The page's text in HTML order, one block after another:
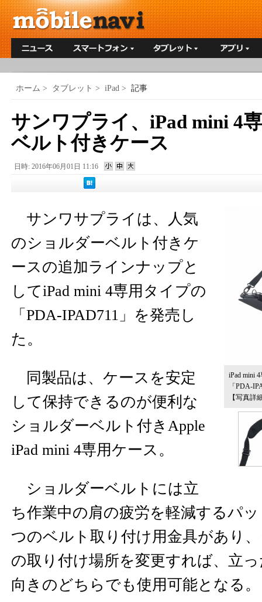
ホーム > タブレット > iPad > 記事
サンワプライ、iPad mini 4
ベルト付きケース
日時: 2016年06月01日 11:16
iPad mini
「PDA-
【写真詳
サンワサプライは、人気
のショルダーベルト付きケ
ースの追加ラインナップと
してiPad mini 4専用タイプの
「PDA-IPAD711」を発売し
た。
同製品は、ケースを安定
して保持できるのが便利な
ショルダーベルト付きApple
iPad mini 4専用ケース。
ショルダーベルトには立
ち作業中の肩の疲労を軽減するパ
つのベルト取り付け用金具があり
の取り付け場所を変更すれば、立
向きのどちらでも使用可能となる。